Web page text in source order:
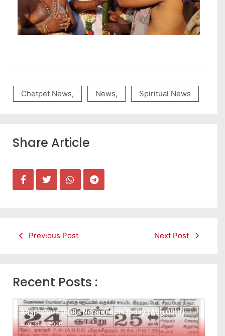
Chetpet News, News, Spiritual News
Share Article
Previous Post Next Post
Recent Posts :
Auspicious (Nalla Neram) time today (Aug 09th)
August 9, 2026